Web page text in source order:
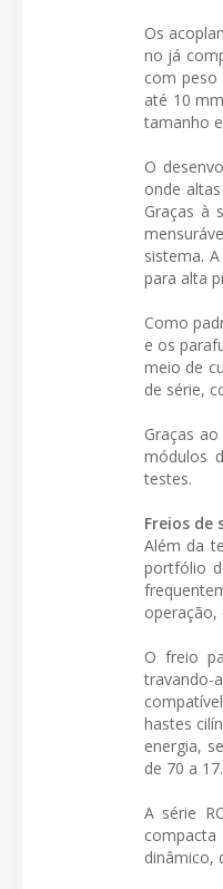
Os
no já
com peso
até 10
tamanho
O
onde
Graças à
sistema.
para alta
Como
e os
meio de
de série,
Graças
módulos
testes.
Freios de
Além da
portfólio
operação,
O freio
travando-
hastes
energia,
de 70 a
A série
dinâmico,